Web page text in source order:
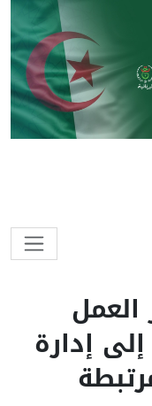
العمل
إدارة